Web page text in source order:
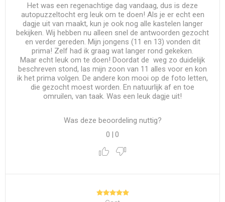
Het was een regenachtige dag vandaag, dus is deze
autopuzzeltocht erg leuk om te doen! Als je er echt een
dagje uit van maakt, kun je ook nog alle kastelen langer
bekijken. Wij hebben nu alleen snel de antwoorden gezocht
en verder gereden. Mijn jongens (11 en 13) vonden dit
prima! Zelf had ik graag wat langer rond gekeken.
Maar echt leuk om te doen! Doordat de weg zo duidelijk
beschreven stond, las mijn zoon van 11 alles voor en kon
ik het prima volgen. De andere kon mooi op de foto letten,
die gezocht moest worden. En natuurlijk af en toe
omruilen, van taak. Was een leuk dagje uit!
Was deze beoordeling nuttig?
0 | 0